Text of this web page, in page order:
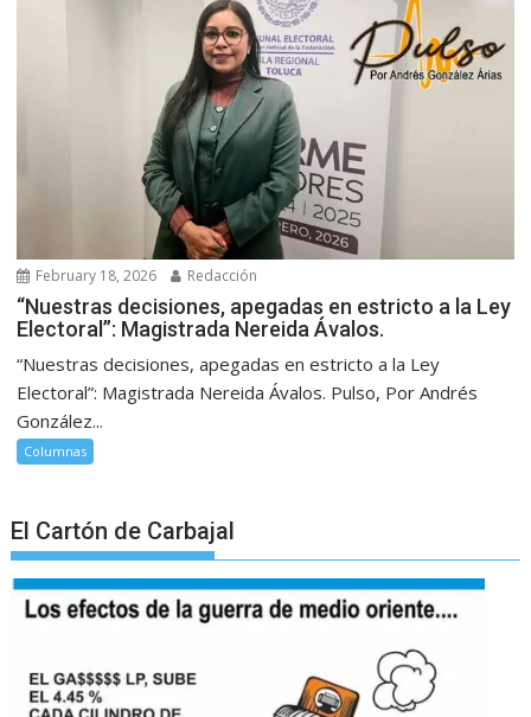
February 18, 2026 Redacción
“Nuestras decisiones, apegadas en estricto a la Ley
Electoral”: Magistrada Nereida Ávalos.
“Nuestras decisiones, apegadas en estricto a la Ley
Electoral”: Magistrada Nereida Ávalos. Pulso, Por Andrés
González...
Columnas
El Cartón de Carbajal